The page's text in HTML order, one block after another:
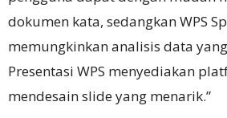
dokumen kata, sedangkan WPS
memungkinkan analisis data
Presentasi WPS menyediakan
mendesain slide yang menarik.”